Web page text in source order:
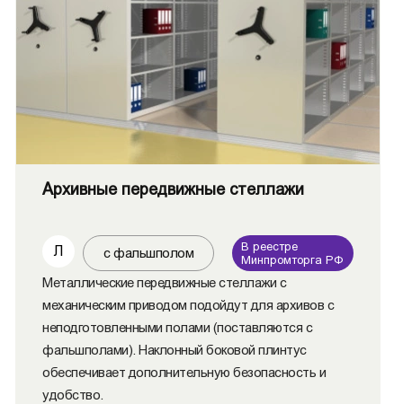
Архивные передвижные стеллажи
Л с фальшполом
В реестре
Минпромторга РФ
Металлические передвижные стеллажи c
механическим приводом подойдут для архивов с
неподготовленными полами (поставляются с
фальшполами). Наклонный боковой плинтус
обеспечивает дополнительную безопасность и
удобство.